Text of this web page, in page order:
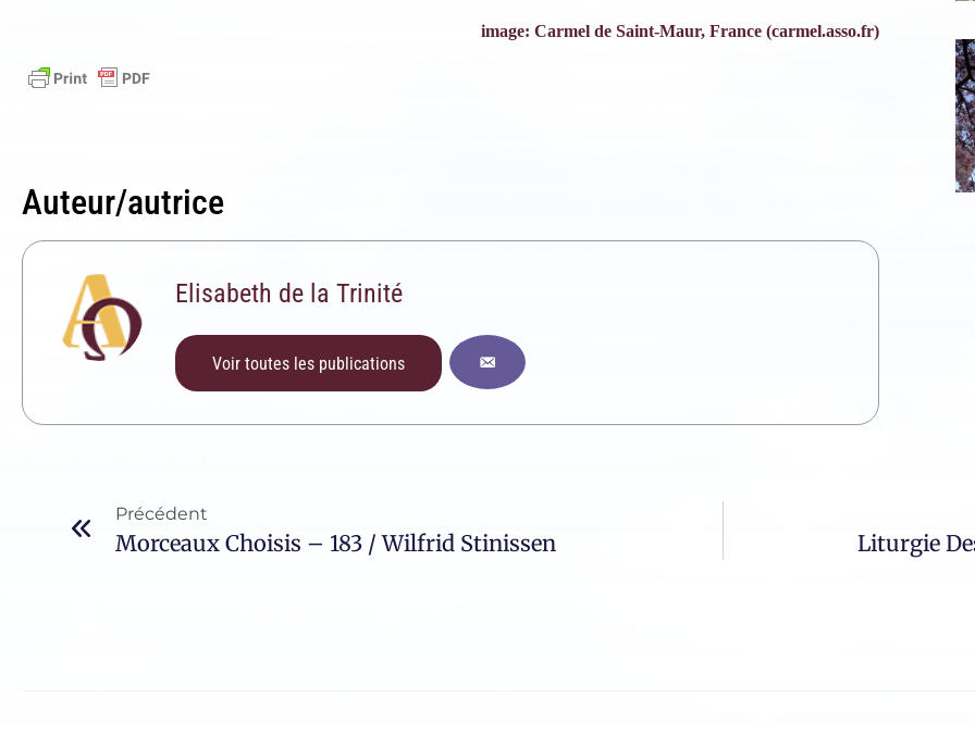
image: Carmel de Saint-Maur, France (carmel.asso.fr)
Auteur/autrice
Elisabeth de la Trinité
Voir toutes les publications
Précédent
Morceaux Choisis – 183 / Wilfrid Stinissen Liturgie